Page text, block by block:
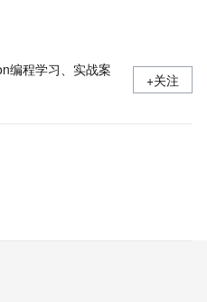
编程学习、实战案
+关注